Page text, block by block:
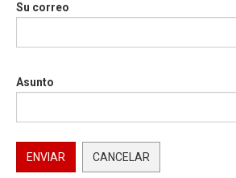
Su correo
Asunto
ENVIAR CANCELAR